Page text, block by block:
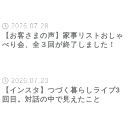
2026.07.28
【お客さまの声】家事リストおしゃ
べり会、全３回が終了しました！
2026.07.23
【インスタ】つづく暮らしライブ3
回目。対話の中で見えたこと